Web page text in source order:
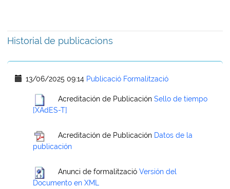
Historial de publicacions
13/06/2025 09:14 Publicació Formalització
Acreditación de Publicación Sello de tiempo
[XAdES-T]
Acreditación de Publicación Datos de la
publicación
Anunci de formalització Versión del
Documento en XML